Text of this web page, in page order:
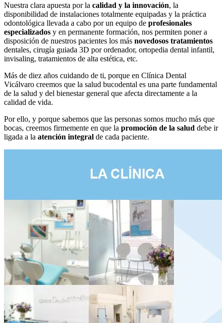
Nuestra clara apuesta por la calidad y la innovación, la
disponibilidad de instalaciones totalmente equipadas y la práctica
odontológica llevada a cabo por un equipo de profesionales
especializados y en permanente formación, nos permiten poner a
disposición de nuestros pacientes los más novedosos tratamientos
dentales, cirugía guiada 3D por ordenador, ortopedia dental infantil,
invisaling, tratamientos de alta estética, etc.
Más de diez años cuidando de ti, porque en Clínica Dental
Vicálvaro creemos que la salud bucodental es una parte fundamental
de la salud y del bienestar general que afecta directamente a la
calidad de vida.
Por ello, y porque sabemos que las personas somos mucho más que
bocas, creemos firmemente en que la promoción de la salud debe ir
ligada a la atención integral de cada paciente.